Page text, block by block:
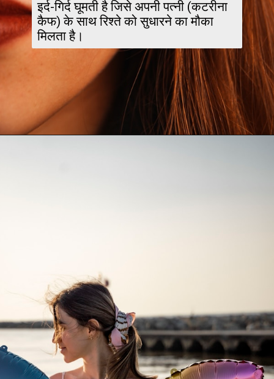
इर्द-गिर्द घूमती है जिसे अपनी पत्नी (कटरीना
कैफ) के साथ रिश्ते को सुधारने का मौका
मिलता है।